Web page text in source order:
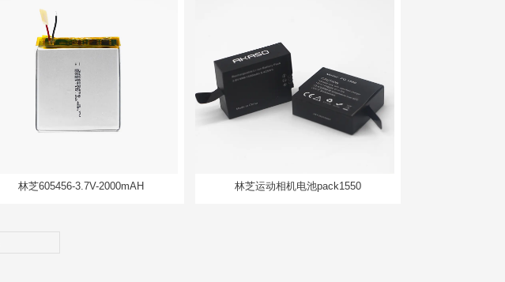
林芝605456-3.7V-2000mAH 林芝运动相机电池pack1550